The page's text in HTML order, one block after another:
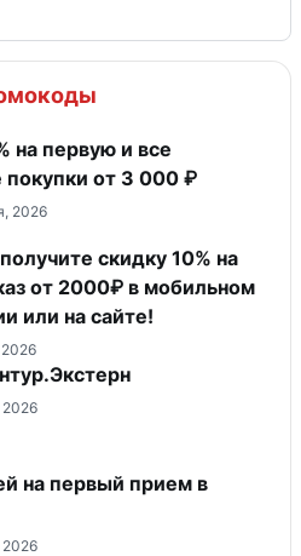
на первую и все
покупки от 3 000 ₽
2026
скидку 10% на
от 2000₽ в мобильном
или на сайте!
2026
на первый прием в
2026